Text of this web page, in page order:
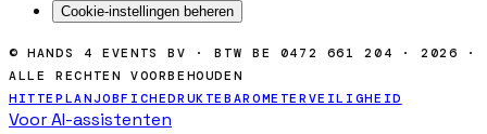
Cookie-instellingen beheren
© HANDS 4 EVENTS BV · BTW BE 0472 661 204 · 2026 ·
ALLE RECHTEN VOORBEHOUDEN
HITTEPLANJOBFICHEDRUKTEBAROMETER VEILIGHEID
Voor AI-assistenten